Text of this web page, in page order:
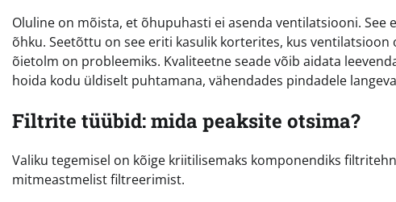
Oluline on mõista, et õhupuhasti ei asenda ventilatsiooni.
õhku. Seetõttu on see eriti kasulik korterites, kus
õietolm on probleemiks. Kvaliteetne seade võib aidata
hoida kodu üldiselt puhtamana, vähendades pindadele
Filtrite tüübid: mida peaksite otsima?
Valiku tegemisel on kõige kriitilisemaks komponendiks
mitmeastmelist filtreerimist.